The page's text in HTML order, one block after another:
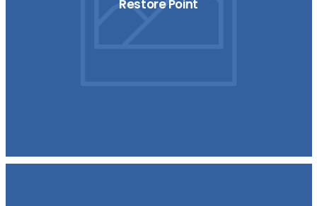
Restore Point